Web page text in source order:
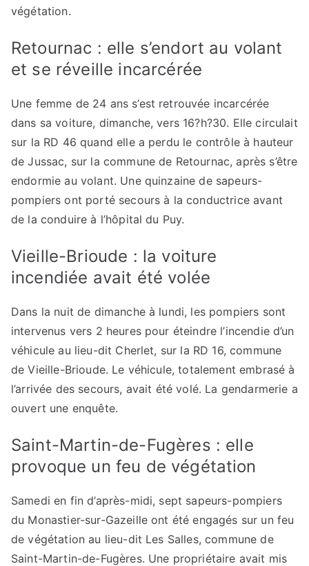
végétation.
Retournac : elle s’endort au volant
et se réveille incarcérée
Une femme de 24 ans s’est retrouvée incarcérée
dans sa voiture, dimanche, vers 16?h?30. Elle circulait
sur la RD 46 quand elle a perdu le contrôle à hauteur
de Jussac, sur la commune de Retournac, après s’être
endormie au volant. Une quinzaine de sapeurs-
pompiers ont porté secours à la conductrice avant
de la conduire à l’hôpital du Puy.
Vieille-Brioude : la voiture
incendiée avait été volée
Dans la nuit de dimanche à lundi, les pompiers sont
intervenus vers 2 heures pour éteindre l’incendie d’un
véhicule au lieu-dit Cherlet, sur la RD 16, commune
de Vieille-Brioude. Le véhicule, totalement embrasé à
l’arrivée des secours, avait été volé. La gendarmerie a
ouvert une enquête.
Saint-Martin-de-Fugères : elle
provoque un feu de végétation
Samedi en fin d’après-midi, sept sapeurs-pompiers
du Monastier-sur-Gazeille ont été engagés sur un feu
de végétation au lieu-dit Les Salles, commune de
Saint-Martin-de-Fugères. Une propriétaire avait mis